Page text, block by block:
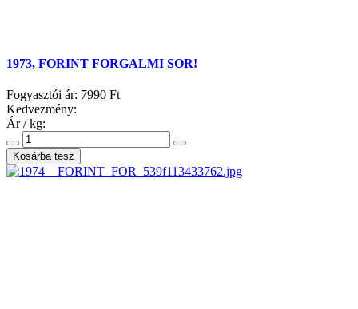
1973, FORINT FORGALMI SOR!
Fogyasztói ár: 7990 Ft
Kedvezmény:
Ár / kg: